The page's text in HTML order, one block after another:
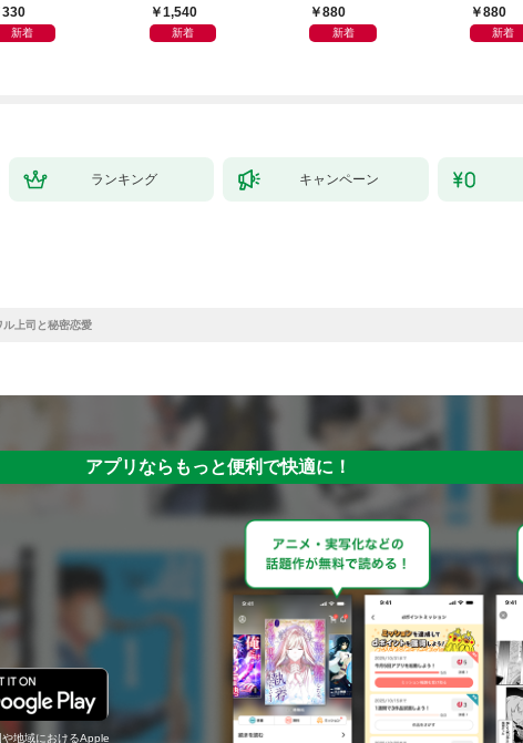
す【分冊版】1
330
新着
1,540
新着
880
新着
ます880
新着
ランキング キャンペーン
ル上司と秘密恋愛
アプリならもっと便利で快適に！
地域におけるApple